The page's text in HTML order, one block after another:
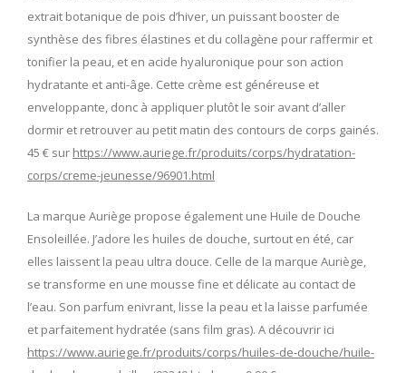
extrait botanique de pois d’hiver, un puissant booster de
synthèse des fibres élastines et du collagène pour raffermir et
tonifier la peau, et en acide hyaluronique pour son action
hydratante et anti-âge. Cette crème est généreuse et
enveloppante, donc à appliquer plutôt le soir avant d’aller
dormir et retrouver au petit matin des contours de corps gainés.
45 € sur https://www.auriege.fr/produits/corps/hydratation-
corps/creme-jeunesse/96901.html
La marque Auriège propose également une Huile de Douche
Ensoleillée. J’adore les huiles de douche, surtout en été, car
elles laissent la peau ultra douce. Celle de la marque Auriège,
se transforme en une mousse fine et délicate au contact de
l’eau. Son parfum enivrant, lisse la peau et la laisse parfumée
et parfaitement hydratée (sans film gras). A découvrir ici
https://www.auriege.fr/produits/corps/huiles-de-douche/huile-